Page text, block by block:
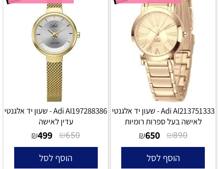
Adi AI213751333 - שעון יד אלגנטי
לאישה בעל ספרות רומיות
₪890
₪650
הוסף לסל
Adi AI197288386 - שעון יד אלגנטי
עדין לאישה
₪650
₪499
הוסף לסל